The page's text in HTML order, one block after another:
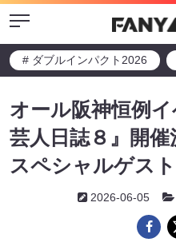
Menu
# ダブルインパクト2026
オール阪神恒例
芸人日誌８』開
スペシャルゲス
2026-06-05